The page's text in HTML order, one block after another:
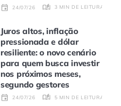
24/07/26 3 MIN DE LEITURA
Juros altos, inflação
pressionada e dólar
resiliente: o novo cenário
para quem busca investir
nos próximos meses,
segundo gestores
24/07/26 5 MIN DE LEITURA